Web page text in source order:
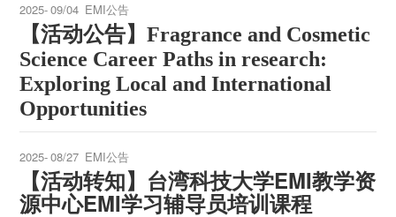
2025-09/04 EMI公告
【活动公告】Fragrance and Cosmetic
Science Career Paths in research:
Exploring Local and International
Opportunities
2025-08/27 EMI公告
【活动转知】台湾科技大学EMI教学资
源中心EMI学习辅导员培训课程